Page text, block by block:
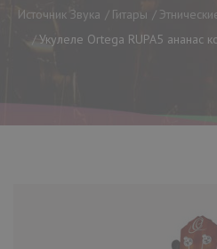
Источник Звука Гитары
Укулеле Ortega RUPA5 ананас